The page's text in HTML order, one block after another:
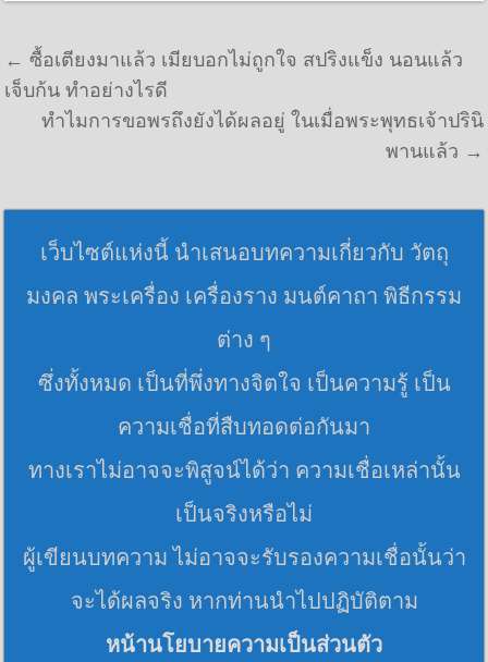
แนะแนวเรื่อง
← ซื้อเตียงมาแล้ว เมียบอกไม่ถูกใจ สปริงแข็ง นอนแล้ว
เจ็บก้น ทำอย่างไรดี
ทำไมการขอพรถึงยังได้ผลอยู่ ในเมื่อพระพุทธเจ้าปรินิ
พานแล้ว →
เว็บไซต์แห่งนี้ นำเสนอบทความเกี่ยวกับ วัตถุ
มงคล พระเครื่อง เครื่องราง มนต์คาถา พิธีกรรม
ต่าง ๆ
ซึ่งทั้งหมด เป็นที่พึ่งทางจิตใจ เป็นความรู้ เป็น
ความเชื่อที่สืบทอดต่อกันมา
ทางเราไม่อาจจะพิสูจน์ได้ว่า ความเชื่อเหล่านั้น
เป็นจริงหรือไม่
ผู้เขียนบทความ ไม่อาจจะรับรองความเชื่อนั้นว่า
จะได้ผลจริง หากท่านนำไปปฏิบัติตาม
หน้านโยบายความเป็นส่วนตัว